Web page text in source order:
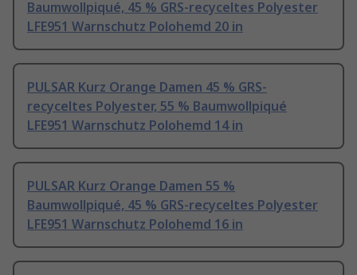
Baumwollpiqué, 45 % GRS-recyceltes Polyester
LFE951 Warnschutz Polohemd 20 in
PULSAR Kurz Orange Damen 45 % GRS-
recyceltes Polyester, 55 % Baumwollpiqué
LFE951 Warnschutz Polohemd 14 in
PULSAR Kurz Orange Damen 55 %
Baumwollpiqué, 45 % GRS-recyceltes Polyester
LFE951 Warnschutz Polohemd 16 in